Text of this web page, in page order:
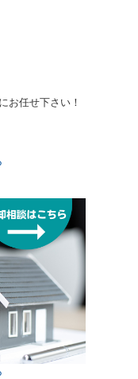
お任せ下さい！